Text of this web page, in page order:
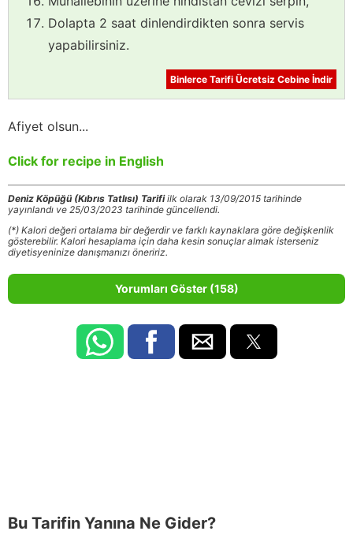
Dolapta 2 saat dinlendirdikten sonra servis
yapabilirsiniz.
Binlerce Tarifi Ücretsiz Cebine İndir
Afiyet olsun...
Click for recipe in English
Deniz Köpüğü (Kıbrıs Tatlısı) Tarifiilk olarak 13/09/2015 tarihinde
yayınlandı ve 25/03/2023 tarihinde güncellendi.
(*) Kalori değeri ortalama bir değerdir ve farklı kaynaklara göre değişkenlik
gösterebilir. Kalori hesaplama için daha kesin sonuçlar almak isterseniz
diyetisyeninize danışmanızı öneririz.
Yorumları Göster (158)
Bu Tarifin Yanına Ne Gider?